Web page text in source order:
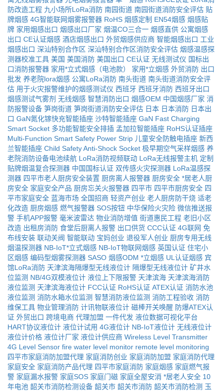
防改造工程 九小场所LoRa消防 南园街道 南园街道消防安全评估 贴
牌烟感 4G智能联网烟雾报警器 RoHS 烟感定制 EN54烟感 烟感贴
牌 家用烟感出口 烟感出口厂家 烟温CO三合一 烟感直供 公寓烟感
出口 CE认证烟感 酒店烟感出口 外贸烟感供应商 智能烟感出口 工业
烟感出口 深汕特别合作区 深汕特别合作区消防安全评估 烟感温感探
测器校准工具 美国 美国消防 美国出口 CE认证 无线测试仪 国标出
口消防报警器 家用*立式烟感（电池款） 家用*立烟感 外贸消防 出口
批发 养老院lora烟感 公寓LoRa消防 南头街道 南头街道消防安全评
估 用于火灾报警维护的烟感测试仪 西班牙 西班牙消防 西班牙出口
烟感测试气雾剂 无线烟感 智慧消防出口 烟感OEM 中国烟感厂家 消
防报警设备 笋岗街道 笋岗街道消防安全评估 日本 日本消防 日本出
口 GaN氮化镓快充智能插座 沙特智能插座 GaN Fast Charging
Smart Socket 多功能智能安全排插 孟加拉智能插座 RoHS认证插座
Multi-Function Smart Safety Power Strip 儿童安全防触电插座 新西
兰智能插座 Child Safety Anti-Shock Socket 极早期空气采样烟感 养
老院消防设备电池续航 LoRa消防视频联动 LoRa无线报警主机 定制
贴牌烟温复合探测器 中国国标认证 双传感火灾探测器 LoRa温感探
测器 四平市老人厨房安全装置 厨房离人报警器 厨房安全 *居老人厨
房安全 家庭安全产品 厨房忘关火报警器 四平市 四平市厨房安全 四
平市家庭安全 蓝海市场 全国招商 轻资产创业 老人厨房防干烧 适老
化改造 厨房烟感 燃气报警器 SOS按钮 中华保险火灾险 微信推送报
警 手机APP报警 毫米波雷达 物业消防增值 街道惠民工程 老旧小区
改造 出租房消防 食堂后厨离人报警 出口供货 CCC认证 4G联网 免
布线安装 联动关阀 智能联动 宝妈创业 退役军人创业 厨房专用无线
烟温探测器 NB-IoT*立式烟感 NB-IoT物联网烟感 英国认证 住宅小
区烟感 编码型烟雾探测器 SASO 烟感ODM *立烟感 UL认证烟感 宾
馆LoRa消防 天津滨海隔爆型无线液位计 隔爆型无线液位计 矿井水
位监测 NB/4G双模液位计 液位上下限报警 天津滨海 天津滨海消防
液位监测 天津滨海液位计 FCC认证 RoHS认证 ATEX认证 消防水池
液位监测 消防水箱水位监测 智慧消防液位监测 消防工程验收 消防
维保工具 物业管理消防 计讯物联液位计 磁棒开关唤醒 防爆ATEX认
证 外贸出口 跨境电商 代理加盟 一件代发 液位数据可视化平台
HART协议液位计 液位计试用 4G液位计 NB-IoT液位计 无线液位计
液位计价格 液位计厂家 液位计供应商 Wireless Level Transmitter
4G Level Sensor fire water level monitor remote level monitoring
四平市家庭消防加盟代理 家庭消防创业 家庭消防加盟 家庭消防代理
家庭安全 家庭消防产品代理 四平市家庭消防 家庭烟感 家庭燃气报
警 家庭漏水报警 家庭SOS 家庭门磁 家庭全屋安消 *居老人安全 10
年电池 韶关市消防检测设备 韶关市 韶关市消防 韶关市消防检测 玉